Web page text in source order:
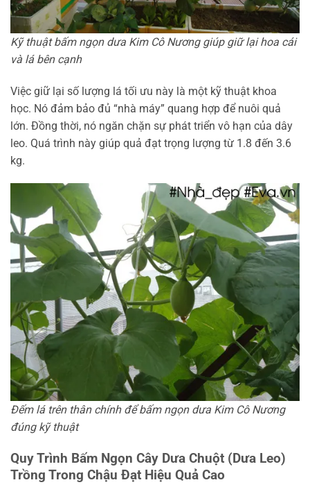
Kỹ thuật bấm ngọn dưa Kim Cô Nương giúp giữ lại hoa cái
và lá bên cạnh
Việc giữ lại số lượng lá tối ưu này là một kỹ thuật khoa
học. Nó đảm bảo đủ “nhà máy” quang hợp để nuôi quả
lớn. Đồng thời, nó ngăn chặn sự phát triển vô hạn của dây
leo. Quá trình này giúp quả đạt trọng lượng từ 1.8 đến 3.6
kg.
Đếm lá trên thân chính để bấm ngọn dưa Kim Cô Nương
đúng kỹ thuật
Quy Trình Bấm Ngọn Cây Dưa Chuột (Dưa Leo)
Trồng Trong Chậu Đạt Hiệu Quả Cao